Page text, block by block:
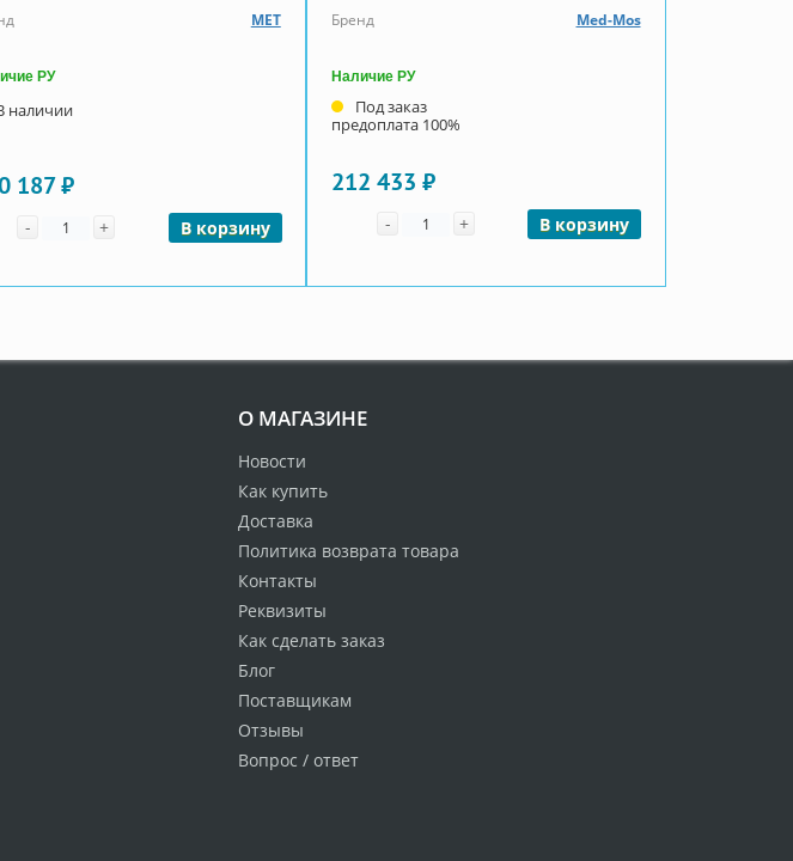
МЕТ
РУ
наличии
187 ₽
- Количество
+ В корзину
Бренд
Med-Mos
Наличие РУ
Под заказ
предоплата 100%
212 433 ₽
- Количество
+ В корзину
О МАГАЗИНЕ
Новости
Как купить
Доставка
Политика возврата товара
Контакты
Реквизиты
Как сделать заказ
Блог
Поставщикам
Отзывы
Вопрос / ответ